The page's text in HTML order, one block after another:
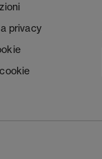
privacy